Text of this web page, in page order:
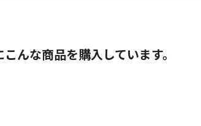
んな商品を購入しています。